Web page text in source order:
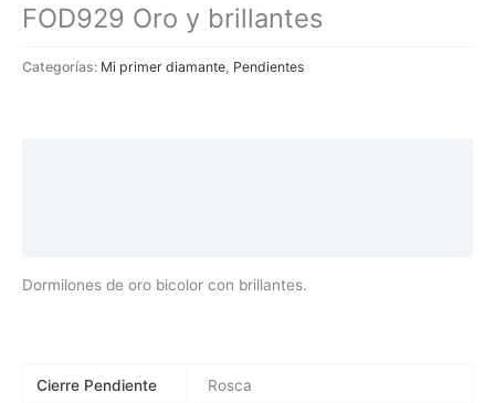
FOD929 Oro y brillantes
Categorías: Mi primer diamante Pendientes
Dormilones de oro bicolor con brillantes.
Cierre Pendiente Rosca